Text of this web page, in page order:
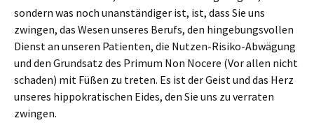
sondern was noch unanständiger ist, ist, dass Sie uns
zwingen, das Wesen unseres Berufs, den hingebungsvollen
Dienst an unseren Patienten, die Nutzen-Risiko-Abwägung
und den Grundsatz des Primum Non Nocere (Vor allen nicht
schaden) mit Füßen zu treten. Es ist der Geist und das Herz
unseres hippokratischen Eides, den Sie uns zu verraten
zwingen.